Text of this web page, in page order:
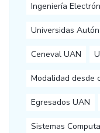
Ingeniería
Universidas
Ceneval UAN
Modalidad desde
Egresados UAN
Sistemas